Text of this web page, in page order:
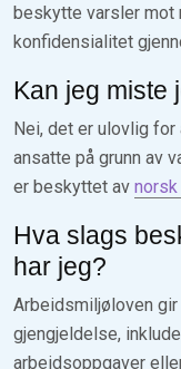
beskytte varsler mot
konfidensialitet
Kan jeg miste
Nei, det er ulovlig
ansatte på grunn av
er beskyttet av norsk
Hva slags
har jeg?
Arbeidsmiljøloven
gjengjeldelse,
arbeidsoppgaver